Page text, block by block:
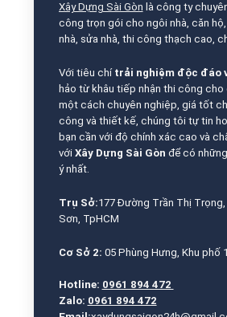
Xây Dựng Sài Gòn là công ty
công trọn gói cho ngôi nhà, căn
nhà, sửa nhà, thi công thạch cao,
Với tiêu chí trải nghiệm độc đáo
hảo từ khâu tiếp nhận thi công
một cách chuyên nghiệp, giá tốt
công và thiết kế, chúng tôi tự tin
bạn cần với độ chính xác cao và
với Xây Dựng Sài Gòn để có
ý nhất.
Trụ Sở:177 Đường Trần Thị
Sơn, TpHCM
Cơ Sở 2: 05 Phùng Hưng, Khu phố
Hotline: 0961 894 472
Zalo: 0961 894 472